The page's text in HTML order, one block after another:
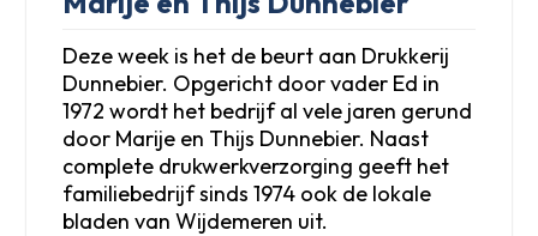
Deze week is het de beurt aan Drukkerij
Dunnebier. Opgericht door vader Ed in
1972 wordt het bedrijf al vele jaren gerund
door Marije en Thijs Dunnebier. Naast
complete drukwerkverzorging geeft het
familiebedrijf sinds 1974 ook de lokale
bladen van Wijdemeren uit.